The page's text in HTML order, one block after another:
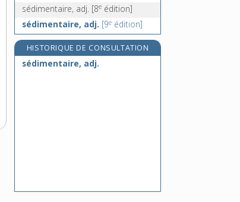
sédimentaire, adj. [8e édition]
sédimentaire, adj. [9e édition]
HISTORIQUE DE CONSULTATION
sédimentaire, adj.